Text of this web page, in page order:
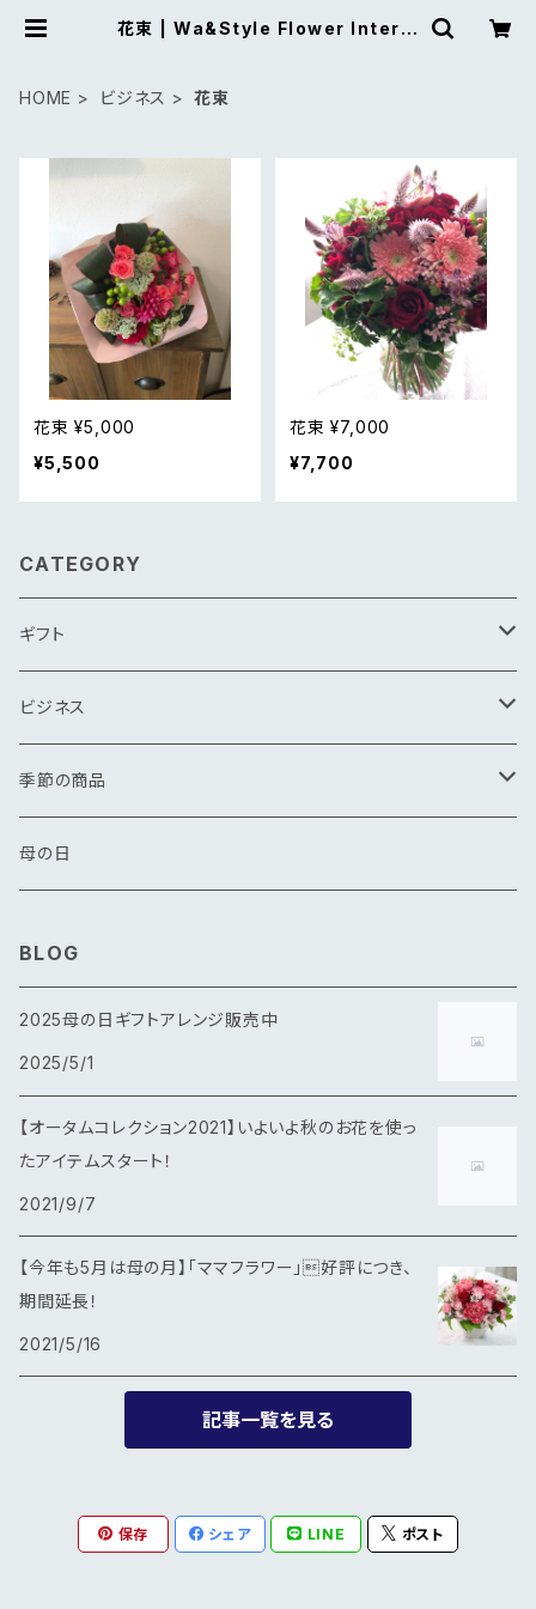
花束 | Wa&Style Flower Interio
HOME ビジネス 花束
花束 ¥5,000
¥5,500
花束 ¥7,000
¥7,700
CATEGORY
ギフト
花束
アレンジメント
その他
ビジネス
花束
アレンジメント
季節の商品
春
冬
母の日
BLOG
2025母の日ギフトアレンジ販売中
2025/5/1
【オータムコレクション2021】いよいよ秋のお花を使っ
たアイテムスタート！
2021/9/7
【今年も5月は母の月】「ママフラワー」好評につき、
期間延長！
2021/5/16
記事一覧を見る
保存 シェア LINE ポスト